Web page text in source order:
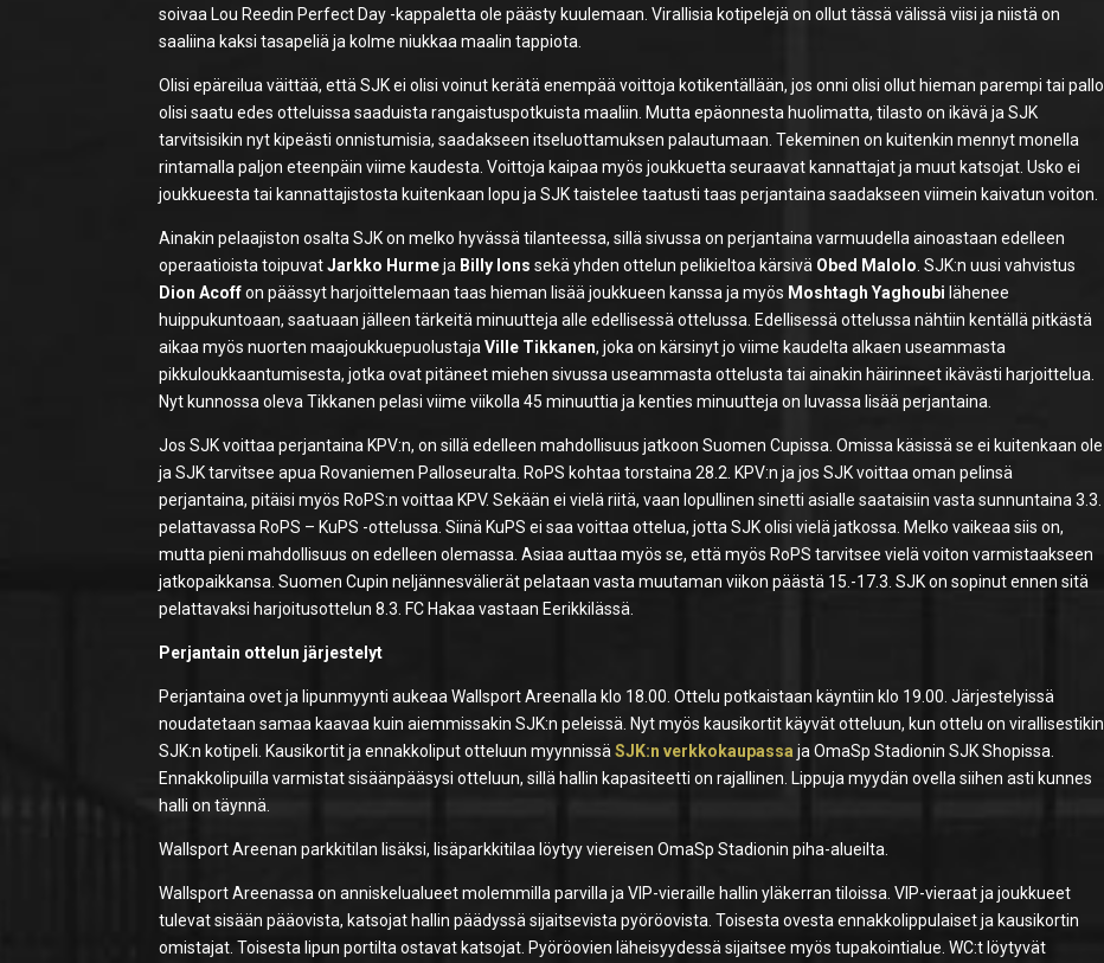
soivaa Lou Reedin Perfect Day -kappaletta ole päästy kuulemaan. Virallisia kotipelejä on ollut tässä välissä viisi ja niistä on
saaliina kaksi tasapeliä ja kolme niukkaa maalin tappiota.
Olisi epäreilua väittää, että SJK ei olisi voinut kerätä enempää voittoja kotikentällään, jos onni olisi ollut hieman parempi tai pallo
olisi saatu edes otteluissa saaduista rangaistuspotkuista maaliin. Mutta epäonnesta huolimatta, tilasto on ikävä ja SJK
tarvitsisikin nyt kipeästi onnistumisia, saadakseen itseluottamuksen palautumaan. Tekeminen on kuitenkin mennyt monella
rintamalla paljon eteenpäin viime kaudesta. Voittoja kaipaa myös joukkuetta seuraavat kannattajat ja muut katsojat. Usko ei
joukkueesta tai kannattajistosta kuitenkaan lopu ja SJK taistelee taatusti taas perjantaina saadakseen viimein kaivatun voiton.
Ainakin pelaajiston osalta SJK on melko hyvässä tilanteessa, sillä sivussa on perjantaina varmuudella ainoastaan edelleen
operaatioista toipuvatJarkko Hurmeja Billy Ions sekä yhden ottelun pelikieltoa kärsivä Obed Malolo. SJK:n uusi vahvistus
Dion Acoffon päässyt harjoittelemaan taas hieman lisää joukkueen kanssa ja myös Moshtagh Yaghoubi lähenee
huippukuntoaan, saatuaan jälleen tärkeitä minuutteja alle edellisessä ottelussa. Edellisessä ottelussa nähtiin kentällä pitkästä
aikaa myös nuorten maajoukkuepuolustajaVille Tikkanen, joka on kärsinyt jo viime kaudelta alkaen useammasta
pikkuloukkaantumisesta, jotka ovat pitäneet miehen sivussa useammasta ottelusta tai ainakin häirinneet ikävästi harjoittelua.
Nyt kunnossa oleva Tikkanen pelasi viime viikolla 45 minuuttia ja kenties minuutteja on luvassa lisää perjantaina.
Jos SJK voittaa perjantaina KPV:n, on sillä edelleen mahdollisuus jatkoon Suomen Cupissa. Omissa käsissä se ei kuitenkaan ole
ja SJK tarvitsee apua Rovaniemen Palloseuralta. RoPS kohtaa torstaina 28.2. KPV:n ja jos SJK voittaa oman pelinsä
perjantaina, pitäisi myös RoPS:n voittaa KPV. Sekään ei vielä riitä, vaan lopullinen sinetti asialle saataisiin vasta sunnuntaina 3.3.
pelattavassa RoPS – KuPS -ottelussa. Siinä KuPS ei saa voittaa ottelua, jotta SJK olisi vielä jatkossa. Melko vaikeaa siis on,
mutta pieni mahdollisuus on edelleen olemassa. Asiaa auttaa myös se, että myös RoPS tarvitsee vielä voiton varmistaakseen
jatkopaikkansa. Suomen Cupin neljännesvälierät pelataan vasta muutaman viikon päästä 15.-17.3. SJK on sopinut ennen sitä
pelattavaksi harjoitusottelun 8.3. FC Hakaa vastaan Eerikkilässä.
Perjantain ottelun järjestelyt
Perjantaina ovet ja lipunmyynti aukeaa Wallsport Areenalla klo 18.00. Ottelu potkaistaan käyntiin klo 19.00. Järjestelyissä
noudatetaan samaa kaavaa kuin aiemmissakin SJK:n peleissä. Nyt myös kausikortit käyvät otteluun, kun ottelu on virallisestikin
SJK:n kotipeli. Kausikortit ja ennakkoliput otteluun myynnissäSJK:n verkkokaupassa ja OmaSp Stadionin SJK Shopissa.
Ennakkolipuilla varmistat sisäänpääsysi otteluun, sillä hallin kapasiteetti on rajallinen. Lippuja myydän ovella siihen asti kunnes
halli on täynnä.
Wallsport Areenan parkkitilan lisäksi, lisäparkkitilaa löytyy viereisen OmaSp Stadionin piha-alueilta.
Wallsport Areenassa on anniskelualueet molemmilla parvilla ja VIP-vieraille hallin yläkerran tiloissa. VIP-vieraat ja joukkueet
tulevat sisään pääovista, katsojat hallin päädyssä sijaitsevista pyöröovista. Toisesta ovesta ennakkolippulaiset ja kausikortin
omistajat. Toisesta lipun portilta ostavat katsojat. Pyöröovien läheisyydessä sijaitsee myös tupakointialue. WC:t löytyvät